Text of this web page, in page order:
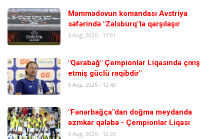
Məmmədovun komandası Avstriya
səfərində "Zalsburq"la qarşılaşır
6 Aug, 2026 - 13:01
"Qarabağ" Çempionlar Liqasında çıxış
etmiş güclü rəqibdir"
6 Aug, 2026 - 12:43
"Fənərbağça"dan doğma meydanda
əzmkar qələbə - Çempionlar Liqası
6 Aug, 2026 - 12:20